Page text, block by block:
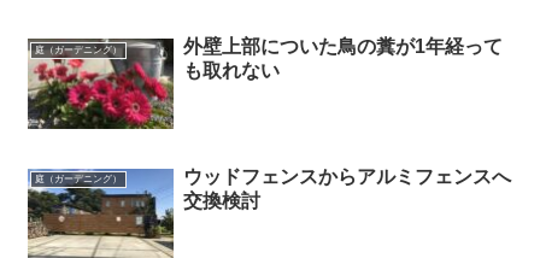
庭（ガーデニング）
外壁上部についた鳥の糞が1年経って
も取れない
庭（ガーデニング）
ウッドフェンスからアルミフェンスへ
交換検討